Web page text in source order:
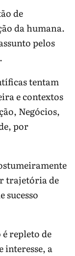
de
da humana.
pelos
tentam
e contextos
Negócios,
por
trajetória de
sucesso
repleto de
interesse, a